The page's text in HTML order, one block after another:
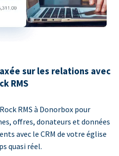
sur les relations avec
RMS
RMS à Donorbox pour
offres, donateurs et données
avec le CRM de votre église
quasi réel.